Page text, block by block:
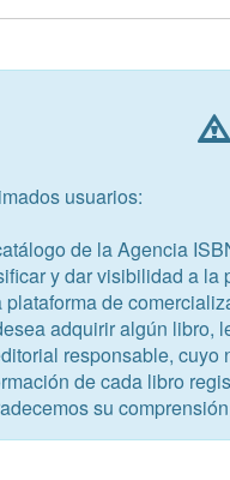
usuarios:
de la Agencia
y dar visibilidad a la
plataforma de
adquirir algún libro,
responsable, cuyo
de cada libro
su